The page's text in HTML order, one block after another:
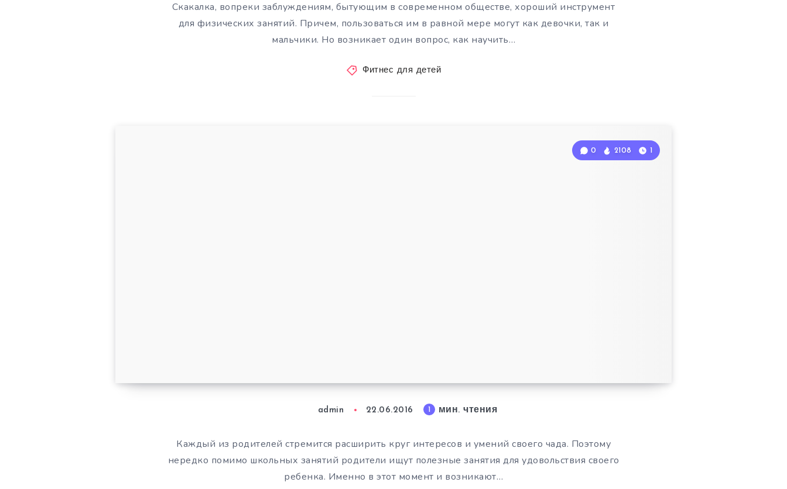
Скакалка, вопреки заблуждениям, бытующим в современном обществе, хороший инструмент
для физических занятий. Причем, пользоваться им в равной мере могут как девочки, так и
мальчики. Но возникает один вопрос, как научить…
Фитнес для детей
0 2108 1
admin 22.06.2016 мин. чтения
Каждый из родителей стремится расширить круг интересов и умений своего чада. Поэтому
нередко помимо школьных занятий родители ищут полезные занятия для удовольствия своего
ребенка. Именно в этот момент и возникают…